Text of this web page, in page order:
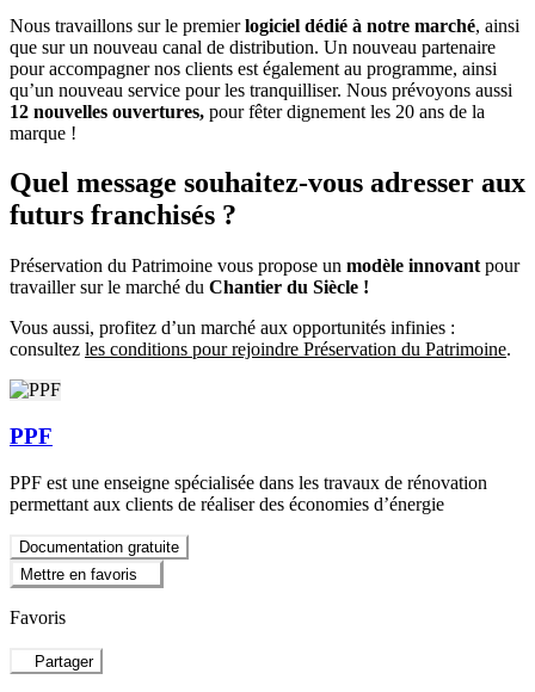
Nous travaillons sur le premierlogiciel dédié à notre marché, ainsi
que sur un nouveau canal de distribution. Un nouveau partenaire
pour accompagner nos clients est également au programme, ainsi
qu’un nouveau service pour les tranquilliser. Nous prévoyons aussi
12 nouvelles ouvertures, pour fêter dignement les 20 ans de la
marque !
Quel message souhaitez-vous adresser aux
futurs franchisés ?
Préservation du Patrimoine vous propose un modèle innovant pour
travailler sur le marché du Chantier du Siècle !
Vous aussi, profitez d’un marché aux opportunités infinies :
consultez les conditions pour rejoindre Préservation du Patrimoine.
PPF
PPF est une enseigne spécialisée dans les travaux de rénovation
permettant aux clients de réaliser des économies d’énergie
Documentation gratuite
Mettre en favoris
Favoris
Partager